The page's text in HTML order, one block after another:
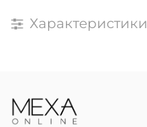
Характеристики